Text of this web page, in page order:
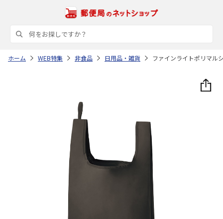
ホーム WEB特集 非食品 日用品・雑貨 ファインライトポリマル